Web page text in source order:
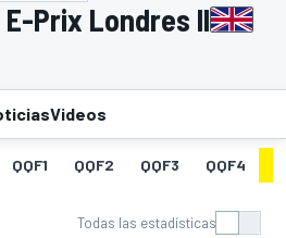
Prix Londres II
Videos
QQF1 QQF2 QQF3 QQF4
Todas las estadísticas